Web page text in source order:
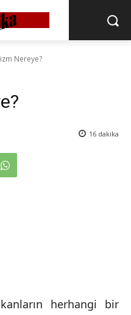
Nereye?
16 dakika
herhangi bir